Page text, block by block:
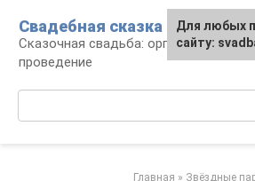
контенту
Свадебная сказка
Сказочная свадьба: организация и
проведение
Главная » Звёздные
Для любых
сайту: